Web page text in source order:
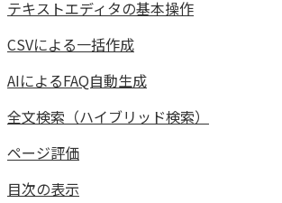
テキストエディタの基本操作
CSVによる一括作成
AIによるFAQ自動生成
全文検索（ハイブリッド検索）
ページ評価
目次の表示